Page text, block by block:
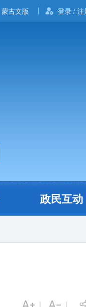
蒙古文版 登录 / 注
政民互动